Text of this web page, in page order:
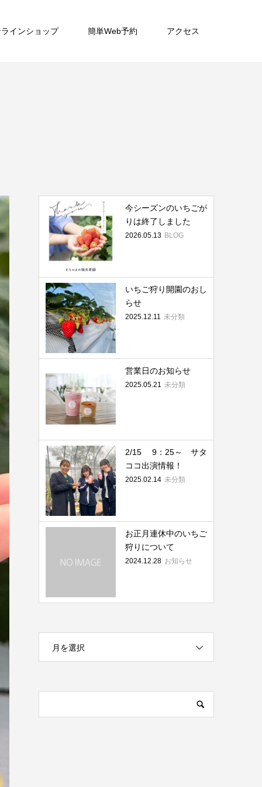
インショップ 簡単Web予約 アクセス
今シーズンのいちごが
りは終了しました
2026.05.13 BLOG
いちご狩り開園のおし
らせ
2025.12.11 未分類
営業日のお知らせ
2025.05.21 未分類
2/15 9：25～ サタ
ココ出演情報！
2025.02.14 未分類
お正月連休中のいちご
狩りについて
2024.12.28 お知らせ
月を選択